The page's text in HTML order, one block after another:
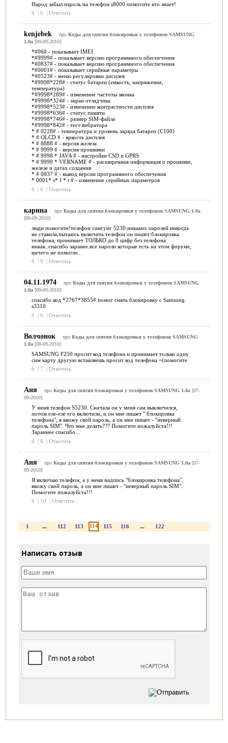
Народ забыл пароль на телефон s8000 помогите кто знает!
6
| 6 | Ответить
kenjebek про Коды для снятия блокировки у телефонов SAMSUNG
1.0a[09-09-2010]
*#06# - показывает IMEI
*#9999# - показывает версию программного обеспечения
*#0837# - показывает версию программного обеспечения
*#0001# - показывает серийные параметры
*#0523# - меню регулировки дисплея
*#9998*228# - статус батареи (емкость, напряжение,
температура)
*#9998*289# - изменение частоты звонка
*#9998*324# - экран отладчика
*#9998*523# - изменение контрастности дисплея
*#9998*636# - статус памяти
*#9998*746# - размер SIM-файла
*#9998*842# - тест вибратора
* # 0228# - температура и уровень заряда батареи (С100)
* # OLCD # - яркость дисплея
* # 8888 # - версия железа
* # 9999 # - версия прошивки
* # 9998 * JAVA # - настройки CSD и GPRS
* # 9998 * VERNAME # - расширенная информация о прошивке,
железе и датах создания
* # 0837 # - вывод версии программного обеспечения
* 0001* s* f * t # - изменение серийных параметров
6
| 6 | Ответить
карина про Коды для снятия блокировки у телефонов SAMSUNG 1.0a
[09-09-2010]
люди помогите!телефон самсунг 5230.никаких паролей никогда
не ставила,пытаюсь включить телефон он пишет:блокировка
телефона, принимает ТОЛЬКО до 8 цифр.без телефона
никак..спасибо заранее.все пароли которые есть на этом форуме,
ничего не помогло..
6
| 9 | Ответить
04.11.1974 про Коды для снятия блокировки у телефонов SAMSUNG
1.0a[09-09-2010]
спасибо код *2767*3855# помог снять блокировку с Samsung
s3310
6
| 6 | Ответить
Волчонок про Коды для снятия блокировки у телефонов SAMSUNG
1.0a[08-09-2010]
SAMSUNG F250 просит код телефона.и принимает только одну
сим карту другую вставляешь просит код телефона =(помогите
6
| 7 | Ответить
Аня про Коды для снятия блокировки у телефонов SAMSUNG 1.0a[07-
09-2010]
У меня телефон S5230. Сначала он у меня сам выключился,
потом еле-еле его включили, и он мне пишет " блокировка
телефона", я ввожу свой пароль, а он мне пишет - "неверный
пароль SIM". Что мне делать??? Помогите пожалуйста!!!
Зараннее спасибо...
6
| 6 | Ответить
Аня про Коды для снятия блокировки у телефонов SAMSUNG 1.0a[07-
09-2010]
Я включаю телефон, а у меня надпись "блокировка телефона",
ввожу свой пароль, а он мне пишет - "неверный пароль SIM".
Помогите пожалуйста!!!
6
| 10 | Ответить
1 ... 112 113 114 115 116 ... 122
Написать отзыв